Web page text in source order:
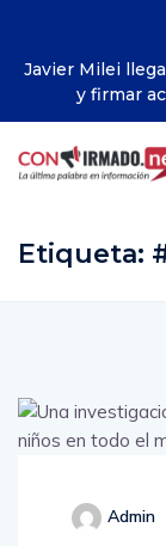
Noboa
Etiqueta:
Admin